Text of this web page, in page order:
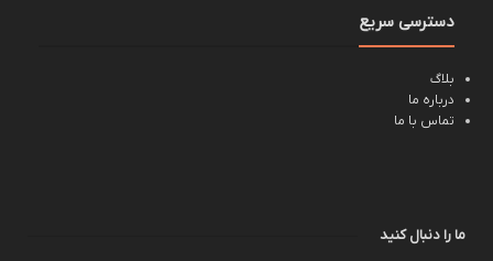
دسترسی سریع
بلاگ
درباره ما
تماس با ما
ما را دنبال کنید